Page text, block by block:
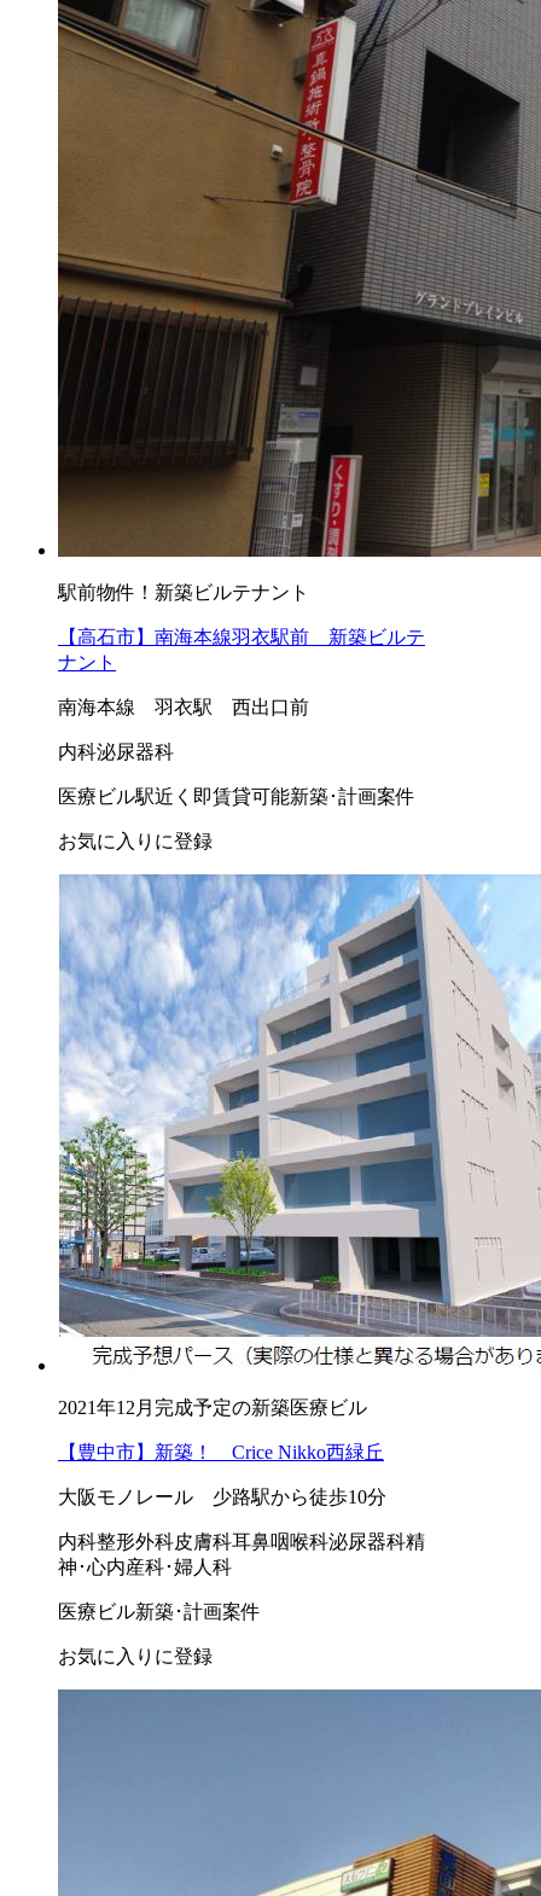
駅前物件！新築ビルテナント
【高石市】南海本線羽衣駅前 新築ビルテ
ナント
南海本線 羽衣駅 西出口前
内科泌尿器科
医療ビル駅近く 即賃貸可能新築･計画案件
お気に入りに登録
2021年12月完成予定の新築医療ビル
【豊中市】新築！ Crice Nikko西緑丘
大阪モノレール 少路駅から徒歩10分
内科整形外科皮膚科耳鼻咽喉科泌尿器科精
神･心内産科･婦人科
医療ビル新築･計画案件
お気に入りに登録